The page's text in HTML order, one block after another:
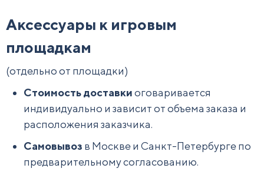
Аксессуары к игровым
площадкам
(отдельно от площадки)
Стоимость доставкиоговаривается
индивидуально и зависит от объема заказа и
расположения заказчика.
Самовывоз в Москве и Санкт-Петербурге по
предварительному согласованию.